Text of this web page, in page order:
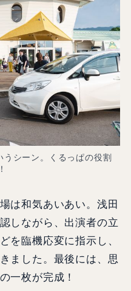
シーン。くるっぱの役割
は和気あいあい。浅田
しながら、出演者の立
を臨機応変に指示し、
ました。最後には、思
一枚が完成！